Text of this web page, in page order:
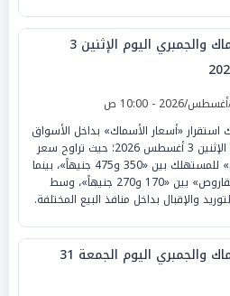
أسعار الأسماك والجمبري اليوم الإثنين 3
استقرار «أسعار الأسماك» بداخل الأسواق
المصرية اليوم الإثنين 3 أغسطس 2026؛ حيث تراوح سعر
كيلو «الدنيس» للمستهلك بين «350 و475 جنيهاً»، بينما
تراوح كيلو «القاروص» بين «170 و270 جنيهاً»، وسط
والإقبال بداخل منافذ البيع المختلفة.
أسعار الأسماك والجمبري اليوم الجمعة 31